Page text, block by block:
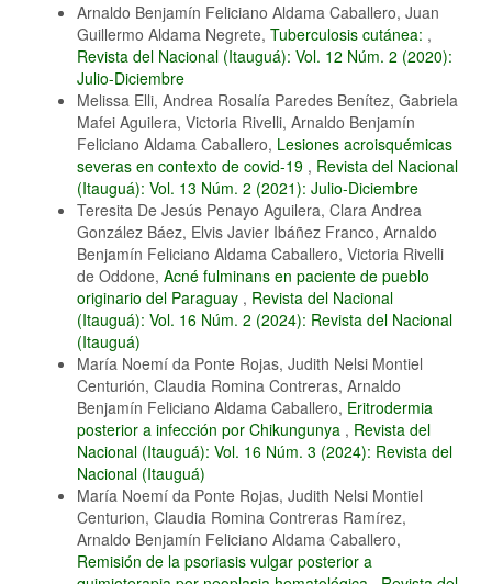
Arnaldo Benjamín Feliciano Aldama Caballero, Juan
Guillermo Aldama Negrete, Tuberculosis cutánea: ,
Revista del Nacional (Itauguá): Vol. 12 Núm. 2 (2020):
Julio-Diciembre
Melissa Elli, Andrea Rosalía Paredes Benítez, Gabriela
Mafei Aguilera, Victoria Rivelli, Arnaldo Benjamín
Feliciano Aldama Caballero, Lesiones acroisquémicas
severas en contexto de covid-19 , Revista del Nacional
(Itauguá): Vol. 13 Núm. 2 (2021): Julio-Diciembre
Teresita De Jesús Penayo Aguilera, Clara Andrea
González Báez, Elvis Javier Ibáñez Franco, Arnaldo
Benjamín Feliciano Aldama Caballero, Victoria Rivelli
de Oddone, Acné fulminans en paciente de pueblo
originario del Paraguay , Revista del Nacional
(Itauguá): Vol. 16 Núm. 2 (2024): Revista del Nacional
(Itauguá)
María Noemí da Ponte Rojas, Judith Nelsi Montiel
Centurión, Claudia Romina Contreras, Arnaldo
Benjamín Feliciano Aldama Caballero, Eritrodermia
posterior a infección por Chikungunya , Revista del
Nacional (Itauguá): Vol. 16 Núm. 3 (2024): Revista del
Nacional (Itauguá)
María Noemí da Ponte Rojas, Judith Nelsi Montiel
Centurion, Claudia Romina Contreras Ramírez,
Arnaldo Benjamín Feliciano Aldama Caballero,
Remisión de la psoriasis vulgar posterior a